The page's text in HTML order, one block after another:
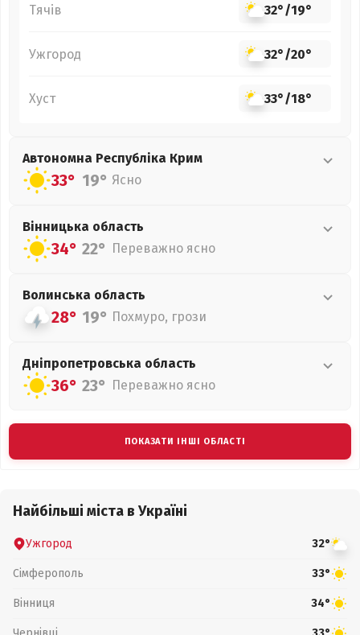
Тячів 32°/19°
Ужгород 32°/20°
Хуст 33°/18°
Автономна Республіка Крим
33° 19° Ясно
Вінницька область
34° 22° Переважно ясно
Волинська область
28° 19° Похмуро, грози
Дніпропетровська область
36° 23° Переважно ясно
ПОКАЗАТИ ІНШІ ОБЛАСТІ
Найбільші міста в Україні
Ужгород 32°
Сімферополь 33°
Вінниця 34°